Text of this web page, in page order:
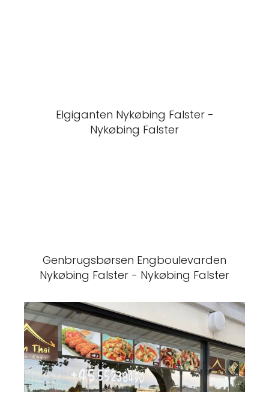
Elgiganten Nykøbing Falster -
Nykøbing Falster
Genbrugsbørsen Engboulevarden
Nykøbing Falster - Nykøbing Falster